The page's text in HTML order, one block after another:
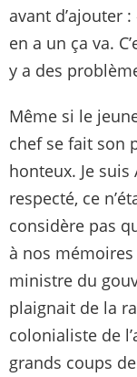
avant d’ajouter
en a un ça va.
y a des
Même si le
chef se fait son
honteux. Je
respecté, ce
considère pas
à nos mémoires
ministre du
plaignait de la
colonialiste de
grands coups